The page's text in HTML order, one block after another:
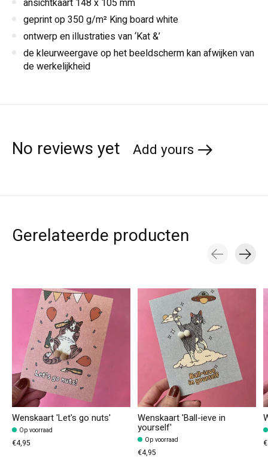
geprint op 350 g/m² King board white
ontwerp en illustraties van ‘Kat &’
de kleurweergave op het beeldscherm kan afwijken van
de werkelijkheid
No reviews yet Add yours
Gerelateerde producten
Wenskaart 'Let's go nuts'
Op voorraad
€4,95
Wenskaart 'Ball-ieve in
yourself'
Op voorraad
€4,95